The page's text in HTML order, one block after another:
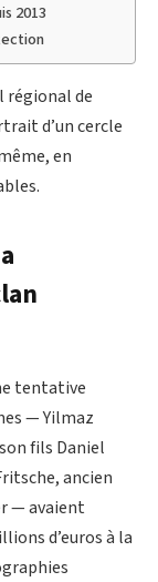
2013
régional de
d’un cercle
en
tentative
— Yilmaz
fils Daniel
ancien
— avaient
d’euros à la